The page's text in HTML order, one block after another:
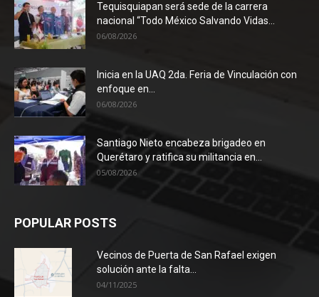
Tequisquiapan será sede de la carrera
nacional “Todo México Salvando Vidas...
06/08/2026
Inicia en la UAQ 2da. Feria de Vinculación con
enfoque en...
06/08/2026
Santiago Nieto encabeza brigadeo en
Querétaro y ratifica su militancia en...
05/08/2026
POPULAR POSTS
Vecinos de Puerta de San Rafael exigen
solución ante la falta...
04/11/2025